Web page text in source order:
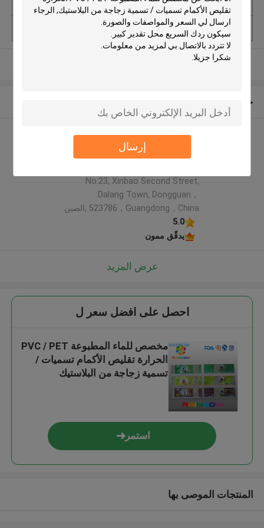
إرسال
الأسعار USD $0.001-0.04 PC
الحد الأدنى لكمية 10000PCS
حول نا
Rainbow packaging co,ltd
الملف الشركة المصنعة
No.23, Xinbao Second Street,
Dalang Town, Dongguan，
523786，Guangdong，China ,الصين
5.0
يدقّق ممون
عرض المزيد
احصل على افضل سعر ل
مخصص للماء المطبوعة PVC / PET
الحرارة تقليص الأكمام تسميات /
تسمية زجاجة من البلاستيك
استمر
المنتجات الموصى بها